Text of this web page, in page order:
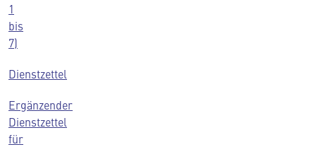
1
bis
7)
Dienstzettel
Ergänzender
Dienstzettel
für